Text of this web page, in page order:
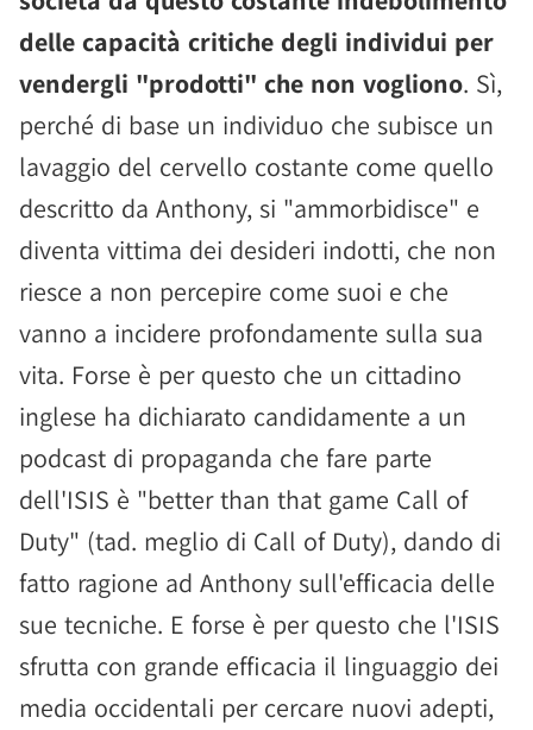
delle capacità critiche degli individui per
vendergli "prodotti" che non vogliono. Sì,
perché di base un individuo che subisce un
lavaggio del cervello costante come quello
descritto da Anthony, si "ammorbidisce" e
diventa vittima dei desideri indotti, che non
riesce a non percepire come suoi e che
vanno a incidere profondamente sulla sua
vita. Forse è per questo che un cittadino
inglese ha dichiarato candidamente a un
podcast di propaganda che fare parte
dell'ISIS è "better than that game Call of
Duty" (tad. meglio di Call of Duty), dando di
fatto ragione ad Anthony sull'efficacia delle
sue tecniche. E forse è per questo che l'ISIS
sfrutta con grande efficacia il linguaggio dei
media occidentali per cercare nuovi adepti,